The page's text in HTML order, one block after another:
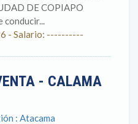
DE COPIAPO
conducir...
- Salario: ----------
- CALAMA
: Atacama